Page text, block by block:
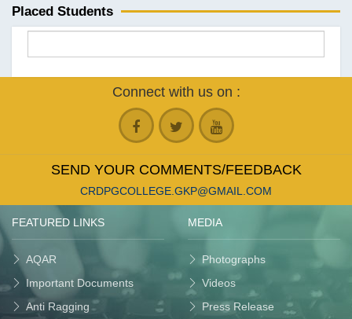
पूर्वाह्न 11ः00 बजे आयोजित है।
| Language: English
fdgdf
| Language: English
समस्त छात्राओं को सूचित किया जाता है कि बी.ए., बी.एससी., बी.कॉम.
तृतीय एवं पंचम सेमेस्टर तथा एम.ए. तृतीय सेमेस्टर की कक्षाएँ दिनांक 10
जुलाई 2026 से नियमित रूप से संचालित की जाएँगी। अतः जिन छात्राओं
ने अभी तक प्रवेश (Admission) नहीं लिया है, वे इस सूचना के जारी
कर लें, ताकि वे निर्धारित तिथि से कक्षाओं में सम्मिलित हो सकें।
DATE UPLOADED : 05/07/2026
Placed Students
Connect with us on :
SEND YOUR COMMENTS/FEEDBACK
CRDPGCOLLEGE.GKP@GMAIL.COM
FEATURED LINKS
AQAR
Important Documents
Anti Ragging
MEDIA
Photographs
Videos
Press Release